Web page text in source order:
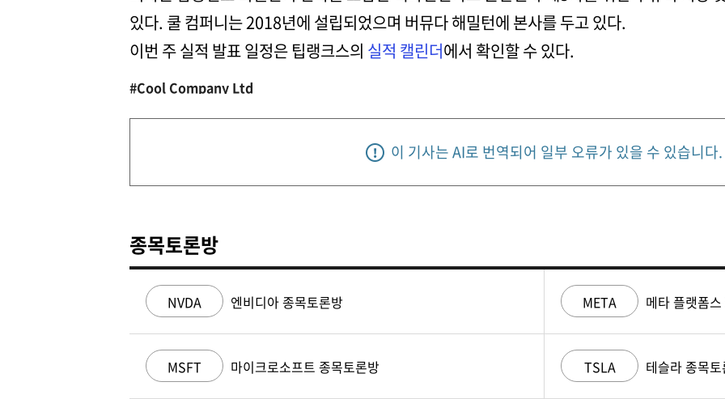
있다. 쿨 컴퍼니는 2018년에 설립되었으며 버뮤다 해밀턴에 본사를 두고 있다.
이번 주 실적 발표 일정은 팁랭크스의 실적 캘린더에서 확인할 수 있다.
#Cool Company Ltd
이 기사는 AI로 번역되어 일부 오류가 있을 수 있습니다.
종목토론방
NVDA 엔비디아 종목토론방
MSFT 마이크로소프트 종목토론방
META 메타 플랫폼
TSLA 테슬라 종목